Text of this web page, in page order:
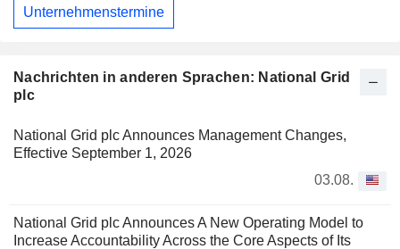
Nachrichten in anderen Sprachen: National Grid
plc
National Grid plc Announces Management Changes,
Effective September 1, 2026
03.08.
National Grid plc Announces A New Operating Model to
Increase Accountability Across the Core Aspects of Its
Unternehmenstermine